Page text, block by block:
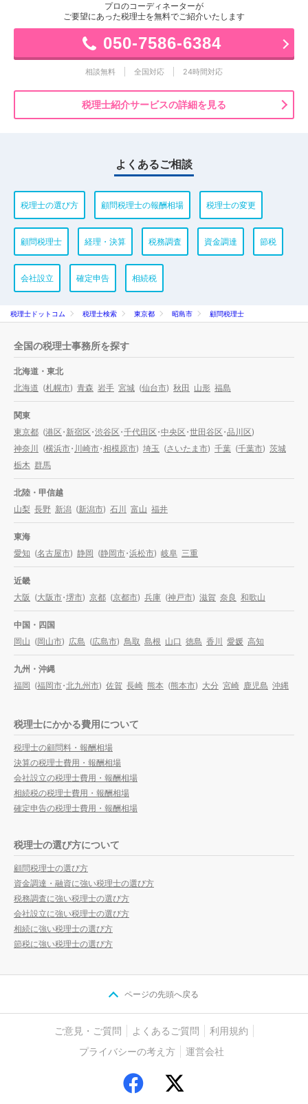
プロのコーディネーターが
ご要望にあった税理士を無料でご紹介いたします
050-7586-6384
相談無料 全国対応 24時間対応
税理士紹介サービスの詳細を見る
よくあるご相談
税理士の選び方 顧問税理士の報酬相場 税理士の変更
顧問税理士 経理・決算 税務調査 資金調達 節税
会社設立 確定申告 相続税
税理士ドットコム 税理士検索 東京都 昭島市 顧問税理士
全国の税理士事務所を探す
北海道・東北
北海道 (札幌市) 青森 岩手 宮城 (仙台市) 秋田 山形 福島
関東
東京都 (港区・新宿区・渋谷区・千代田区・中央区・世田谷区・品川区)
神奈川
(横浜市・川崎市・相模原市) 埼玉 (さいたま市) 千葉 (千葉市) 茨城
栃木 群馬
北陸・甲信越
山梨 長野 新潟 (新潟市) 石川 富山 福井
東海
愛知 (名古屋市) 静岡 (静岡市・浜松市) 岐阜 三重
近畿
大阪 (大阪市・堺市) 京都 (京都市) 兵庫 (神戸市) 滋賀 奈良 和歌山
中国・四国
岡山 (岡山市) 広島 (広島市) 鳥取 島根 山口 徳島 香川 愛媛 高知
九州・沖縄
福岡 (福岡市・北九州市) 佐賀 長崎 熊本 (熊本市) 大分 宮崎 鹿児島 沖縄
税理士にかかる費用について
税理士の顧問料・報酬相場
決算の税理士費用・報酬相場
会社設立の税理士費用・報酬相場
相続税の税理士費用・報酬相場
確定申告の税理士費用・報酬相場
税理士の選び方について
顧問税理士の選び方
資金調達・融資に強い税理士の選び方
税務調査に強い税理士の選び方
会社設立に強い税理士の選び方
相続に強い税理士の選び方
節税に強い税理士の選び方
ページの先頭へ戻る
ご意見・ご質問 よくあるご質問
利用規約
プライバシーの考え方
運営会社